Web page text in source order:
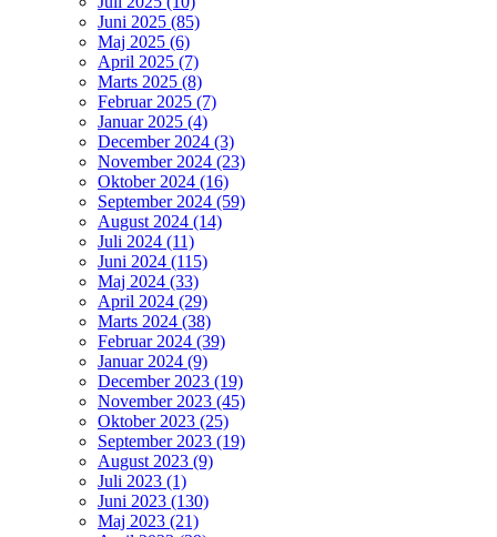
Juni 2025 (85)
Maj 2025 (6)
April 2025 (7)
Marts 2025 (8)
Februar 2025 (7)
Januar 2025 (4)
December 2024 (3)
November 2024 (23)
Oktober 2024 (16)
September 2024 (59)
August 2024 (14)
Juli 2024 (11)
Juni 2024 (115)
Maj 2024 (33)
April 2024 (29)
Marts 2024 (38)
Februar 2024 (39)
Januar 2024 (9)
December 2023 (19)
November 2023 (45)
Oktober 2023 (25)
September 2023 (19)
August 2023 (9)
Juli 2023 (1)
Juni 2023 (130)
Maj 2023 (21)